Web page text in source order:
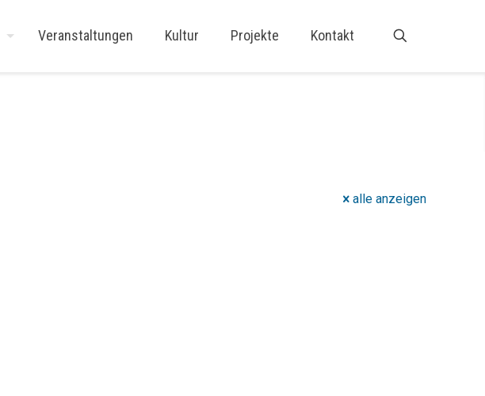
Veranstaltungen Kultur Projekte Kontakt
alle anzeigen